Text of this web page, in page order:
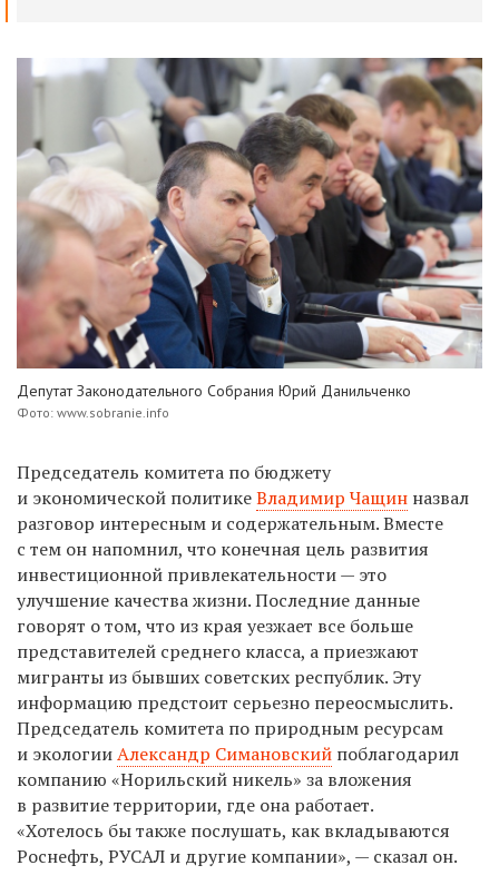
Депутат Законодательного Собрания Юрий Данильченко
Фото: www.sobranie.info
Председатель комитета по бюджету
и экономической политикеВладимир Чащин назвал
разговор интересным и содержательным. Вместе
с тем он напомнил, что конечная цель развития
инвестиционной привлекательности — это
улучшение качества жизни. Последние данные
говорят о том, что из края уезжает все больше
представителей среднего класса, а приезжают
мигранты из бывших советских республик. Эту
информацию предстоит серьезно переосмыслить.
Председатель комитета по природным ресурсам
и экологииАлександр Симановский поблагодарил
компанию «Норильский никель» за вложения
в развитие территории, где она работает.
«Хотелось бы также послушать, как вкладываются
Роснефть, РУСАЛ и другие компании», — сказал он.